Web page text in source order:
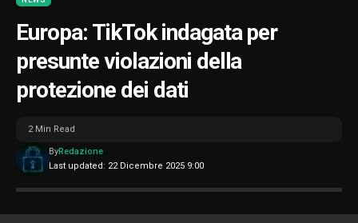
Europa: TikTok indagata per
presunte violazioni della
protezione dei dati
Last updated: 22 Dicembre 2025 9:00
ByRedazione
2 Min Read